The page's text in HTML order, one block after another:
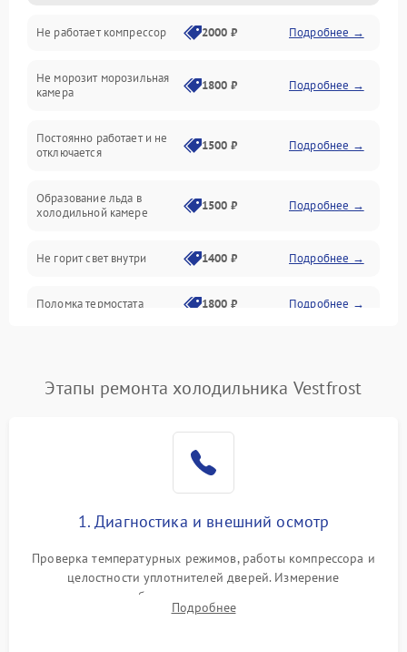
Электропитание
Дренаж
Не работает компрессор 2000 ₽ Подробнее →
Не морозит морозильная
камера
1800 ₽ Подробнее →
Постоянно работает и не
отключается
1500 ₽ Подробнее →
Образование льда в
холодильной камере
1500 ₽ Подробнее →
Не горит свет внутри 1400 ₽ Подробнее →
Поломка термостата 1800 ₽ Подробнее →
Поломка системы No Frost 2600 ₽ Подробнее →
работе
2000 ₽ Подробнее →
1000 ₽
Этапы ремонта холодильника Vestfrost
1. Диагностика и внешний осмотр
Проверка температурных режимов, работы компрессора и
целостности уплотнителей дверей. Измерение
сопротивления обмоток мотора, проверка термостата и
считывание кодов ошибок с электронного дисплея.
Подробнее